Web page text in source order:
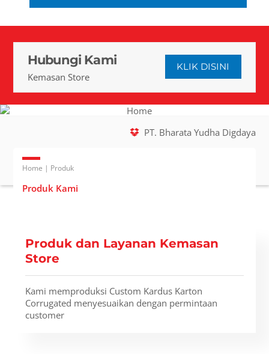
Hubungi Kami
Kemasan Store
KLIK DISINI
PT. Bharata Yudha Digdaya
Home | Produk
Produk Kami
Produk dan Layanan Kemasan
Store
Kami memproduksi Custom Kardus Karton
Corrugated menyesuaikan dengan permintaan
customer